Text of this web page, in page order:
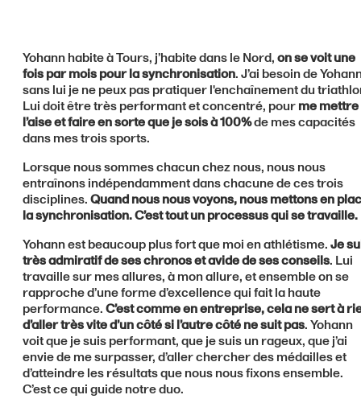
Yohann habite à Tours, j’habite dans le Nord,on se voit une
fois par mois pour la synchronisation. J’ai besoin de
sans lui je ne peux pas pratiquer l'enchaînement du
Lui doit être très performant et concentré, pourme mettre
l’aise et faire en sorte que je sois à 100%de mes capacités
dans mes trois sports.
Lorsque nous sommes chacun chez nous, nous nous
entraînons indépendamment dans chacune de ces trois
disciplines.Quand nous nous voyons, nous mettons en
la synchronisation. C’est tout un processus qui se travaille.
Yohann est beaucoup plus fort que moi en athlétisme.Je
très admiratif de ses chronos et avide de ses conseils. Lui
travaille sur mes allures, à mon allure, et ensemble on se
rapproche d’une forme d’excellence qui fait la haute
performance.C’est comme en entreprise, cela ne sert à
d’aller très vite d’un côté si l’autre côté ne suit pas. Yohann
voit que je suis performant, que je suis un rageux, que j’ai
envie de me surpasser, d’aller chercher des médailles et
d’atteindre les résultats que nous nous fixons ensemble.
C’est ce qui guide notre duo.